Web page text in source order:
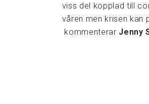
viss del kopplad till
våren men krisen kan
kommenterar Jenny